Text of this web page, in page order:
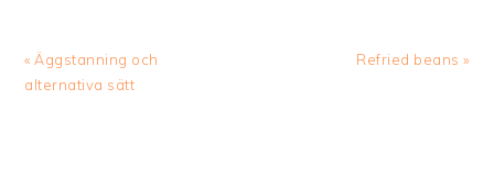
Previous
Post:
« Äggstanning och
alternativa sätt
Next
Refried beans »